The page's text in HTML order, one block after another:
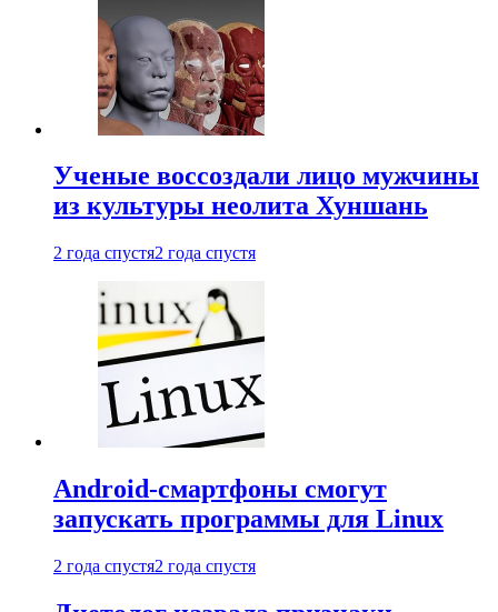
Ученые воссоздали лицо мужчины
из культуры неолита Хуншань
2 года спустя2 года спустя
Android-смартфоны смогут
запускать программы для Linux
2 года спустя2 года спустя